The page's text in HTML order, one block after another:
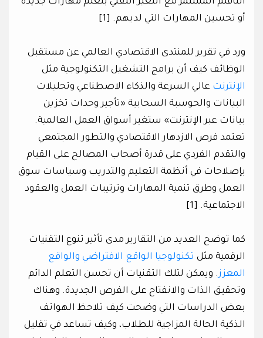
التأقلم المستمر مع التغير التقني بتعلم مهارات جديدة
أو تحسين المهارات التي لديهم. [1]
ورد في تقرير للمنتدى الاقتصادي العالمي عن مستقبل
الوظائف كيف أن برامج التشغيل التكنولوجية مثل
الإنترنت عالي السرعة والذكاء الاصطناعي وتحليلات
البيانات والحوسبة السحابية «تأجير وحدات تخزين
بيانات عبر الإنترنت» ستغير أسواق العمل العالمية.
تعتمد فرص الازدهار الاقتصادي والتطور المجتمعي
والتقدم الفردي على قدرة أصحاب المصالح على القيام
بإصلاحات في أنظمة التعليم والتدريب وسياسات سوق
العمل وطرق تنمية المهارات وترتيبات العمل والعقود
الاجتماعية. [1]
كما توضح العديد من التقارير مدى تأثير تنوع التقنيات
الرقمية مثل تكنولوجيا الواقع الافتراضي والواقع
المعزز. ويمكن لتلك التقنيات أن تحسن التعلم الدائم
وتحقيق الذات والانفتاح على الفرص الجديدة. وهناك
بعض الدراسات التي وضحت كيف تلاحظ الهواتف
الذكية الحالة المزاجية للطلاب، وكيف تساعد في تقليل